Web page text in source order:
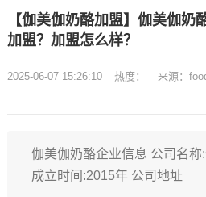
【伽美伽奶酪加盟】伽美伽奶
加盟？加盟怎么样？
2025-06-07 15:26:10 热度： 来源：
伽美伽奶酪企业信息 公司名
成立时间:2015年 公司地址